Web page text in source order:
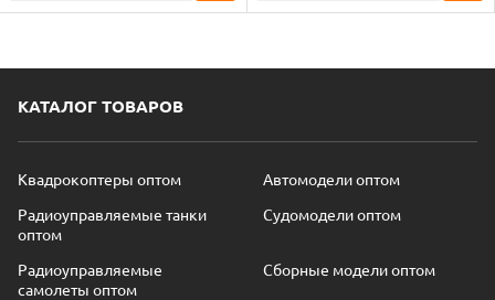
КАТАЛОГ ТОВАРОВ
Квадрокоптеры оптом
Автомодели оптом
Радиоуправляемые танки
оптом
Судомодели оптом
Радиоуправляемые
самолеты оптом
Сборные модели оптом